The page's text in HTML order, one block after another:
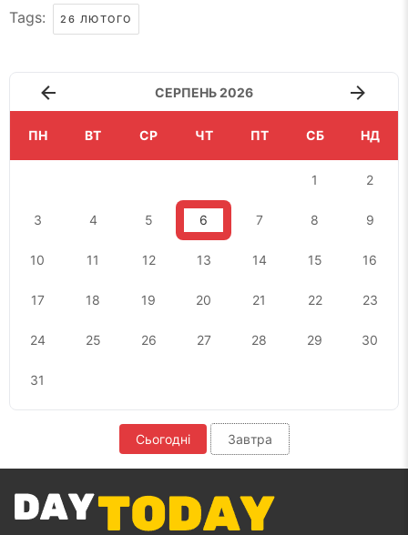
Tags: 26 ЛЮТОГО
СЕРПЕНЬ 2026
ПН ВТ СР ЧТ ПТ СБ НД
1 2
3 4 5 6 7 8 9
10 11 12 13 14 15 16
17 18 19 20 21 22 23
24 25 26 27 28 29 30
31
Сьогодні Завтра